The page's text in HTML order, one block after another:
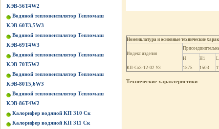
КЭВ-56Т4W2
Водяной тепловентилятор Тепломаш
КЭВ-60Т3,5W3
Водяной тепловентилятор Тепломаш
КЭВ-69Т4W3
Водяной тепловентилятор Тепломаш
КЭВ-70Т5W2
Водяной тепловентилятор Тепломаш
КЭВ-80Т5,6W3
Водяной тепловентилятор Тепломаш
КЭВ-86Т4W2
Калорифер водяной КП 310 Ск
Калорифер водяной КП 311 Ск
Номенклатура и основные технические
Индекс изделия
H H1
L
КП-Ск3-12-02 У3
1575 1503
Технические характеристики